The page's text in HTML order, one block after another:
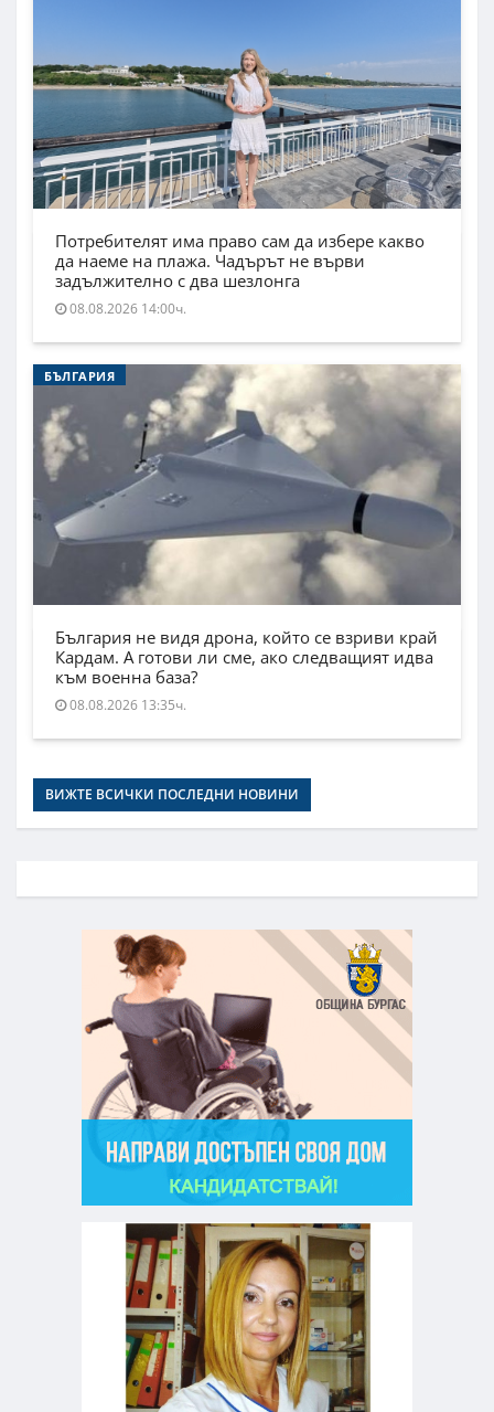
Потребителят има право сам да избере какво
да наеме на плажа. Чадърът не върви
задължително с два шезлонга
08.08.2026 14:00ч.
БЪЛГАРИЯ
България не видя дрона, който се взриви край
Кардам. А готови ли сме, ако следващият идва
към военна база?
08.08.2026 13:35ч.
ВИЖТЕ ВСИЧКИ ПОСЛЕДНИ НОВИНИ